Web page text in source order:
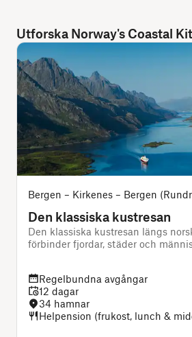
Utforska Norway's Coastal
Bergen – Kirkenes – Bergen
Den klassiska kustresan
Den klassiska kustresan längs
förbinder fjordar, städer och
Regelbundna avgångar
12 dagar
34 hamnar
Helpension (frukost, lunch &